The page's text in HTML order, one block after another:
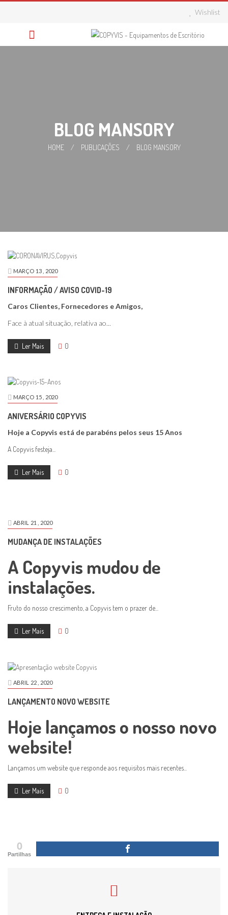
Wishlist
BLOG MANSORY
HOME / PUBLICAÇÕES / BLOG MANSORY
MARÇO 13 , 2020
INFORMAÇÃO / AVISO COVID-19
Caros Clientes, Fornecedores e Amigos,
Face à atual situação, relativa ao...
Ler Mais 0
MARÇO 15 , 2020
ANIVERSÁRIO COPYVIS
Hoje a Copyvis está de parabéns pelos seus 15 Anos
A Copyvis festeja...
Ler Mais 0
ABRIL 21 , 2020
MUDANÇA DE INSTALAÇÕES
A Copyvis mudou de
instalações.
Fruto do nosso crescimento, a Copyvis tem o prazer de...
Ler Mais 0
ABRIL 22 , 2020
LANÇAMENTO NOVO WEBSITE
Hoje lançamos o nosso novo
website!
Lançamos um website que responde aos requisitos mais recentes...
Ler Mais 0
0
Partilhas